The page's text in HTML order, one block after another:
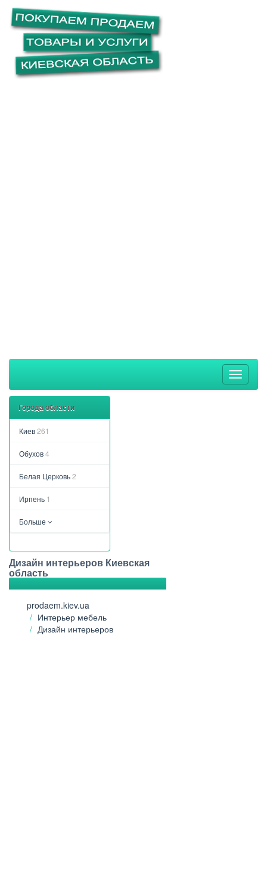
Toggle
Города области
Киев261
Обухов4
Белая Церковь2
Ирпень 1
Больше
Дизайн интерьеров Киевская
область
prodaem.kiev.ua
Интерьер мебель
Дизайн интерьеров